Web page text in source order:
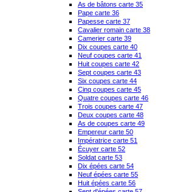
As de bâtons carte 35
Pape carte 36
Papesse carte 37
Cavalier romain carte 38
Camerier carte 39
Dix coupes carte 40
Neuf coupes carte 41
Huit coupes carte 42
Sept coupes carte 43
Six coupes carte 44
Cinq coupes carte 45
Quatre coupes carte 46
Trois coupes carte 47
Deux coupes carte 48
As de coupes carte 49
Empereur carte 50
Impératrice carte 51
Écuyer carte 52
Soldat carte 53
Dix épées carte 54
Neuf épées carte 55
Huit épées carte 56